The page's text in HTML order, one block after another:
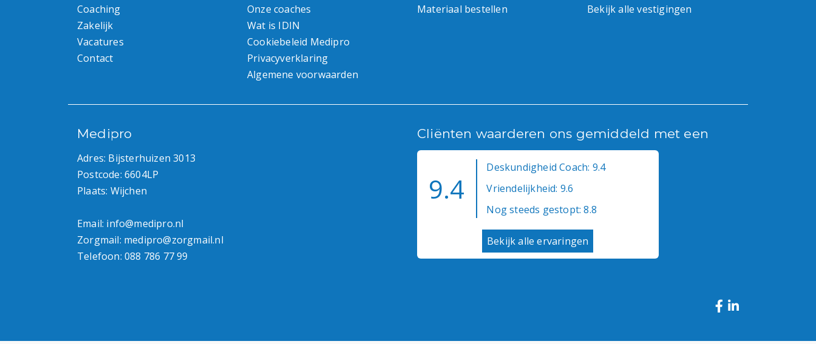
Coaching
Zakelijk
Vacatures
Contact
Onze coaches
Wat is IDIN
Cookiebeleid Medipro
Privacyverklaring
Algemene voorwaarden
Materiaal bestellen
Bekijk alle vestigingen
Medipro
Adres: Bijsterhuizen 3013
Postcode: 6604LP
Plaats: Wijchen
Email: info@medipro.nl
Zorgmail: medipro@zorgmail.nl
Telefoon: 088 786 77 99
Cliënten waarderen ons gemiddeld met een
9.4
Deskundigheid Coach: 9.4
Vriendelijkheid: 9.6
Nog steeds gestopt: 8.8
Bekijk alle ervaringen